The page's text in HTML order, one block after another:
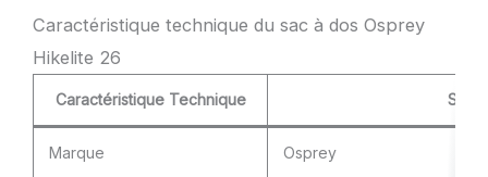
Caractéristique technique du sac à dos Osprey
Hikelite 26
Caractéristique Technique
Marque Osprey